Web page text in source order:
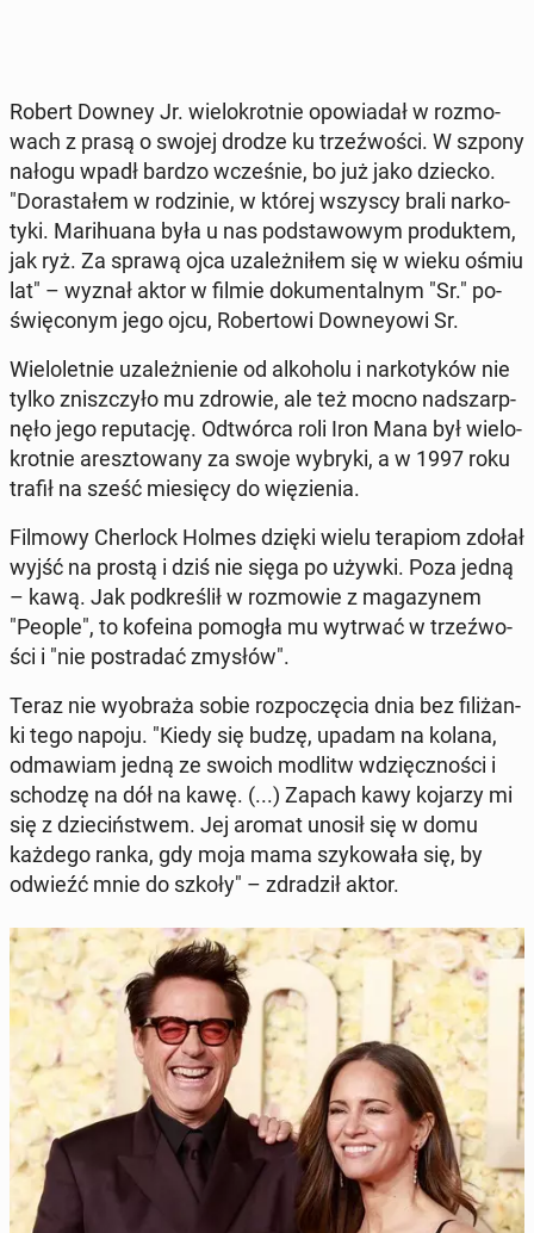
Robert Downey Jr. wie­lo­krot­nie opo­wia­dał w roz­mo­
wach z prasą o swojej drodze ku trzeź­wo­ści. W szpony
nałogu wpadł bardzo wcze­śnie, bo już jako dziecko.
"Do­ra­sta­łem w ro­dzi­nie, w której wszyscy brali nar­ko­
ty­ki. Ma­ri­hu­ana była u nas pod­sta­wo­wym pro­duk­tem,
jak ryż. Za sprawą ojca uza­leż­ni­łem się w wieku ośmiu
lat" – wyznał aktor w filmie do­ku­men­tal­nym "Sr." po­
świę­co­nym jego ojcu, Ro­ber­to­wi Do­wney­owi Sr.
Wie­lo­let­nie uza­leż­nie­nie od al­ko­ho­lu i nar­ko­ty­ków nie
tylko znisz­czy­ło mu zdrowie, ale też mocno nad­szarp­
nę­ło jego re­pu­ta­cję. Od­twór­ca roli Iron Mana był wie­lo­
krot­nie aresz­to­wa­ny za swoje wybryki, a w 1997 roku
trafił na sześć mie­się­cy do wię­zie­nia.
Filmowy Cher­lock Holmes dzięki wielu te­ra­piom zdołał
wyjść na prostą i dziś nie sięga po używki. Poza jedną
– kawą. Jak pod­kre­ślił w roz­mo­wie z ma­ga­zy­nem
"People", to kofeina pomogła mu wytrwać w trzeź­wo­
ści i "nie po­stra­dać zmysłów".
Teraz nie wy­obra­ża sobie roz­po­czę­cia dnia bez fi­li­żan­
ki tego napoju. "Kiedy się budzę, upadam na kolana,
od­ma­wiam jedną ze swoich modlitw wdzięcz­no­ści i
schodzę na dół na kawę. (...) Zapach kawy kojarzy mi
się z dzie­ciń­stwem. Jej aromat unosił się w domu
każdego ranka, gdy moja mama szy­ko­wa­ła się, by
odwieźć mnie do szkoły" – zdra­dził aktor.